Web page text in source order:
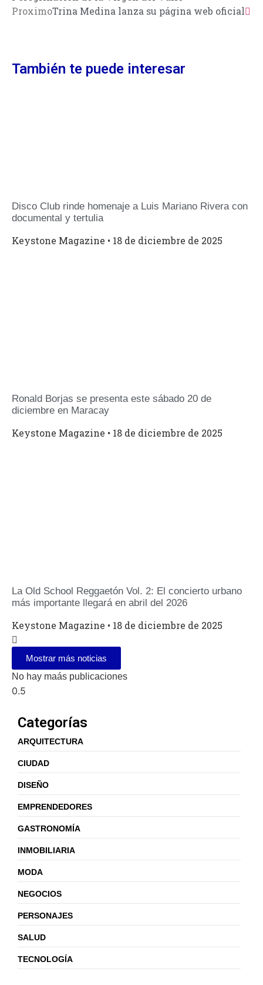
ProximoTrina Medina lanza su página web oficial
También te puede interesar
Disco Club rinde homenaje a Luis Mariano Rivera con
documental y tertulia
Keystone Magazine 18 de diciembre de 2025
Ronald Borjas se presenta este sábado 20 de
diciembre en Maracay
Keystone Magazine 18 de diciembre de 2025
La Old School Reggaetón Vol. 2: El concierto urbano
más importante llegará en abril del 2026
Keystone Magazine 18 de diciembre de 2025
Mostrar más noticias
No hay maás publicaciones
Categorías
ARQUITECTURA
CIUDAD
DISEÑO
EMPRENDEDORES
GASTRONOMÍA
INMOBILIARIA
MODA
NEGOCIOS
PERSONAJES
SALUD
TECNOLOGÍA